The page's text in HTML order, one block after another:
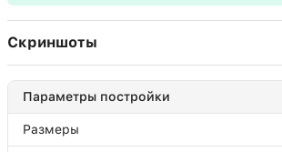
Скриншоты
Параметры постройки
Размеры